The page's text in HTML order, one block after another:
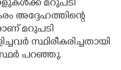
മറുപടി
അദ്ദേഹത്തിന്റെ
മറുപടി
സ്ഥിരീകരിച്ചതായി
പറഞ്ഞു.